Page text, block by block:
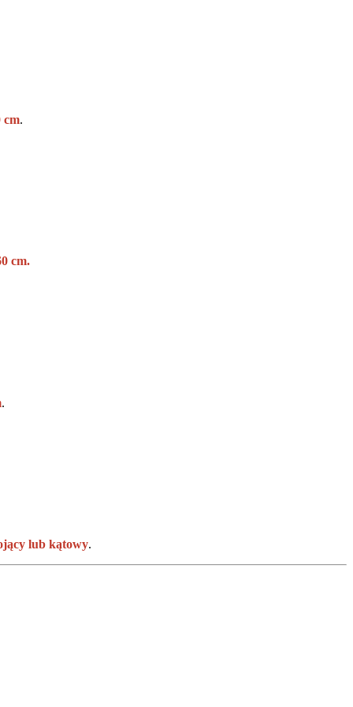
cm.
cm.
.
lub kątowy.